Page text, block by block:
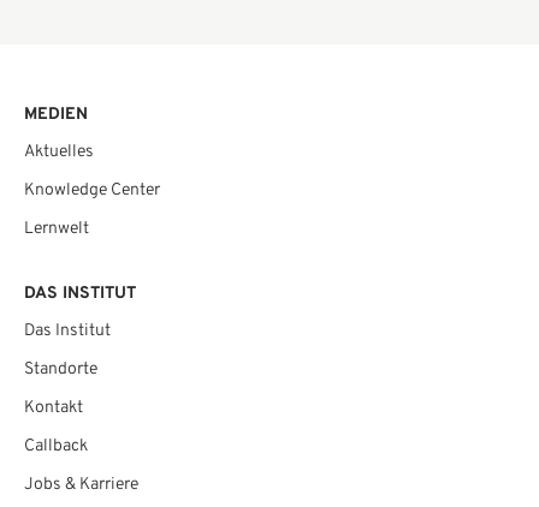
MEDIEN
Aktuelles
Knowledge Center
Lernwelt
DAS INSTITUT
Das Institut
Standorte
Kontakt
Callback
Jobs & Karriere